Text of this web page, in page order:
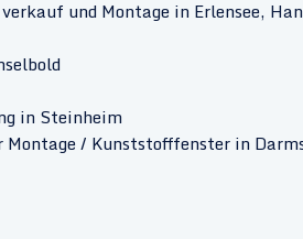
und Montage in Erlensee,
in Steinheim
Montage / Kunststofffenster in